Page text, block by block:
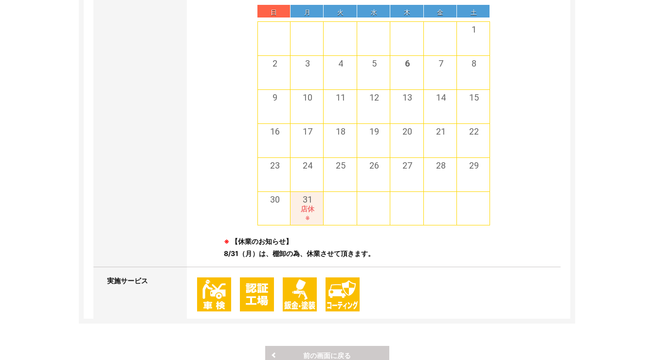
日 月 火 水 木 金 土
1
2 3 4 5 6 7 8
9 10 11 12 13 14 15
16 17 18 19 20 21 22
23 24 25 26 27 28 29
30 31
店休
※
※ 【休業のお知らせ】
8/31（月）は、棚卸の為、休業させて頂きます。
実施サービス
前の画面に戻る